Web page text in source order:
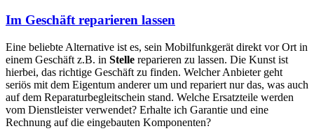
Im Geschäft reparieren lassen
Eine beliebte Alternative ist es, sein Mobilfunkgerät direkt vor Ort in
einem Geschäft z.B. in Stelle reparieren zu lassen. Die Kunst ist
hierbei, das richtige Geschäft zu finden. Welcher Anbieter geht
seriös mit dem Eigentum anderer um und repariert nur das, was auch
auf dem Reparaturbegleitschein stand. Welche Ersatzteile werden
vom Dienstleister verwendet? Erhalte ich Garantie und eine
Rechnung auf die eingebauten Komponenten?